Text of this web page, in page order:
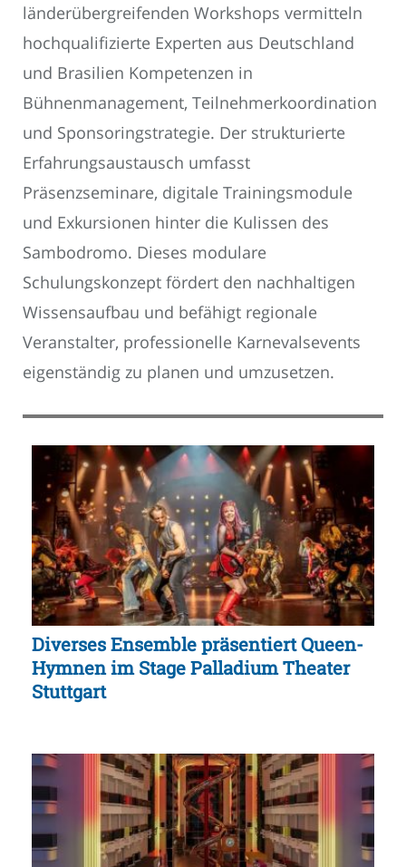
länderübergreifenden Workshops vermitteln
hochqualifizierte Experten aus Deutschland
und Brasilien Kompetenzen in
Bühnenmanagement, Teilnehmerkoordination
und Sponsoringstrategie. Der strukturierte
Erfahrungsaustausch umfasst
Präsenzseminare, digitale Trainingsmodule
und Exkursionen hinter die Kulissen des
Sambodromo. Dieses modulare
Schulungskonzept fördert den nachhaltigen
Wissensaufbau und befähigt regionale
Veranstalter, professionelle Karnevalsevents
eigenständig zu planen und umzusetzen.
Diverses Ensemble präsentiert Queen-
Hymnen im Stage Palladium Theater
Stuttgart